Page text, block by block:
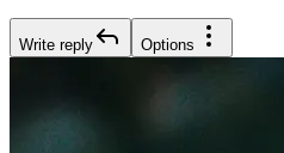
Write reply Options